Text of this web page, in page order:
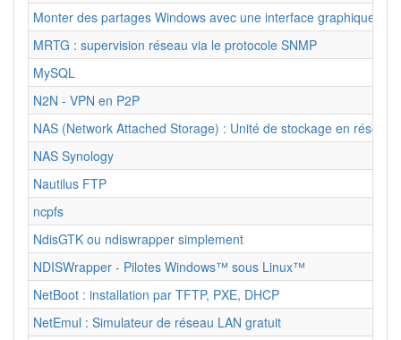
Monter des partages Windows avec une interface graphique
MRTG : supervision réseau via le protocole SNMP
MySQL
N2N - VPN en P2P
NAS (Network Attached Storage) : Unité de stockage en réseau
NAS Synology
Nautilus FTP
ncpfs
NdisGTK ou ndiswrapper simplement
NDISWrapper - Pilotes Windows™ sous Linux™
NetBoot : installation par TFTP, PXE, DHCP
NetEmul : Simulateur de réseau LAN gratuit